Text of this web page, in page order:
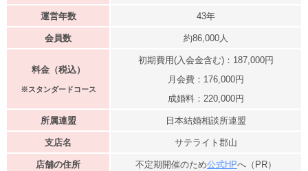
運営年数 43年
会員数 約86,000人
料金（税込）
※スタンダードコース
初期費用(入会金含む)：187,000円
月会費：176,000円
成婚料：220,000円
所属連盟 日本結婚相談所連盟
支店名 サテライト郡山
店舗の住所 不定期開催のため公式HPへ （PR）